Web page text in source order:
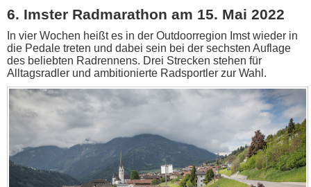
6. Imster Radmarathon am 15. Mai 2022
In vier Wochen heißt es in der Outdoorregion Imst wieder in
die Pedale treten und dabei sein bei der sechsten Auflage
des beliebten Radrennens. Drei Strecken stehen für
Alltagsradler und ambitionierte Radsportler zur Wahl.